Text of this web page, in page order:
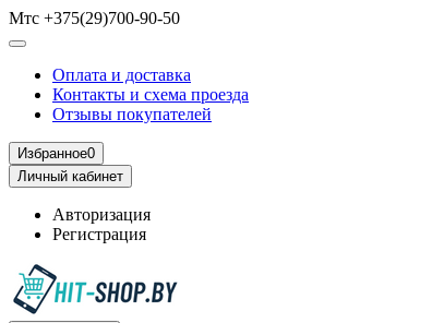
Мтс +375(29)700-90-50
Оплата и доставка
Контакты и схема проезда
Отзывы покупателей
Избранное0
Личный кабинет
Авторизация
Регистрация